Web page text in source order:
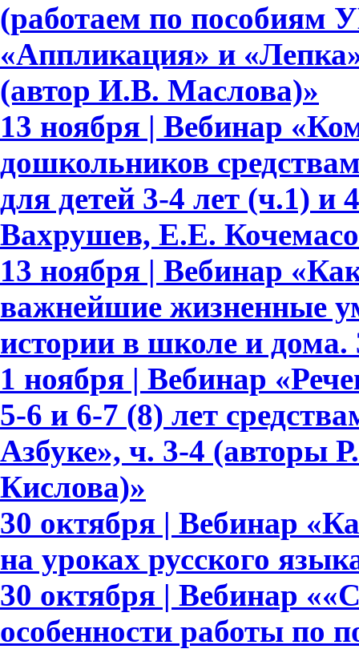
(работаем по пособиям
«Аппликация» и
(автор И.В. Маслова)»
13 ноября | Вебинар
дошкольников
для детей 3-4 лет (ч.1)
Вахрушев, Е.Е.
13 ноября | Вебинар
важнейшие жизненные
истории в школе и дома.
1 ноября | Вебинар
5-6 и 6-7 (8) лет
Азбуке», ч. 3-4 (авторы
Кислова)»
30 октября | Вебинар
на уроках русского
30 октября | Вебинар
особенности работы по